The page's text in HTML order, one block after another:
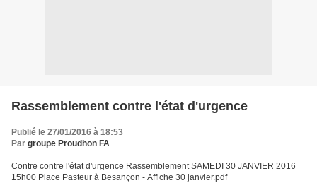
Rassemblement contre l'état d'urgence
Publié le 27/01/2016 à 18:53
Par groupe Proudhon FA
Contre contre l'état d'urgence Rassemblement SAMEDI 30 JANVIER 2016
15h00 Place Pasteur à Besançon - Affiche 30 janvier.pdf